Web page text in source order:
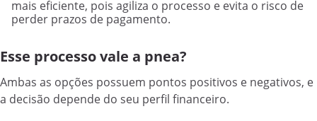
mais eficiente, pois agiliza o processo e evita o risco de
perder prazos de pagamento.
Esse processo vale a pnea?
Ambas as opções possuem pontos positivos e negativos, e
a decisão depende do seu perfil financeiro.